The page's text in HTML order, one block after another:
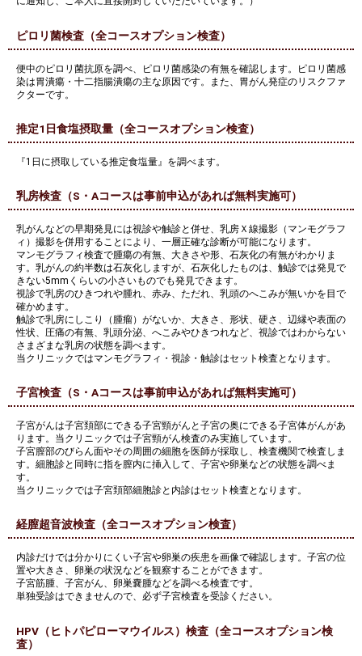
ピロリ菌検査（全コースオプション検査）
便中のピロリ菌抗原を調べ、ピロリ菌感染の有無を確認します。ピロリ菌感
染は胃潰瘍・十二指腸潰瘍の主な原因です。また、胃がん発症のリスクファ
クターです。
推定1日食塩摂取量（全コースオプション検査）
『1日に摂取している推定食塩量』を調べます。
乳房検査（S・Aコースは事前申込があれば無料実施可）
乳がんなどの早期発見には視診や触診と併せ、乳房Ｘ線撮影（マンモグラフ
ィ）撮影を併用することにより、一層正確な診断が可能になります。
マンモグラフィ検査で腫瘍の有無、大きさや形、石灰化の有無がわかりま
す。乳がんの約半数は石灰化しますが、石灰化したものは、触診では発見で
きない5mmくらいの小さいものでも発見できます。
視診で乳房のひきつれや腫れ、赤み、ただれ、乳頭のへこみが無いかを目で
確かめます。
触診で乳房にしこり（腫瘤）がないか、大きさ、形状、硬さ、辺縁や表面の
性状、圧痛の有無、乳頭分泌、へこみやひきつれなど、視診ではわからない
さまざまな乳房の状態を調べます。
当クリニックではマンモグラフィ・視診・触診はセット検査となります。
子宮検査（S・Aコースは事前申込があれば無料実施可）
子宮がんは子宮頚部にできる子宮頸がんと子宮の奥にできる子宮体がんがあ
ります。当クリニックでは子宮頸がん検査のみ実施しています。
子宮膣部のびらん面やその周囲の細胞を医師が採取し、検査機関で検査しま
す。細胞診と同時に指を膣内に挿入して、子宮や卵巣などの状態を調べま
す。
当クリニックでは子宮頚部細胞診と内診はセット検査となります。
経膣超音波検査（全コースオプション検査）
内診だけでは分かりにくい子宮や卵巣の疾患を画像で確認します。子宮の位
置や大きさ、卵巣の状況などを観察することができます。
子宮筋腫、子宮がん、卵巣嚢腫などを調べる検査です。
単独受診はできませんので、必ず子宮検査を受診ください。
HPV（ヒトパピローマウイルス）検査（全コースオプション検
査）